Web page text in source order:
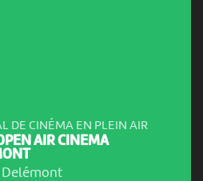
DE CINÉMA EN PLEIN AIR
AIR CINEMA
Delémont